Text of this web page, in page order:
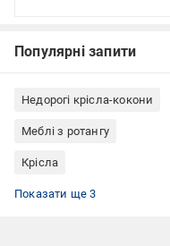
Популярні запити
Недорогі крісла-кокони
Меблі з ротангу
Крісла
Показати ще 3